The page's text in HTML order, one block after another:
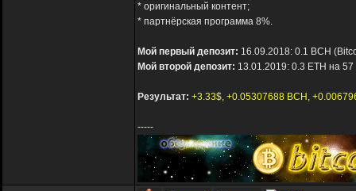
* оригинальный контент;
* партнёрская программа 8%.
Мой первый депозит: 16.09.2018: 0.1 BCH
Мой второй депозит: 13.01.2019: 0.3 ETH на
Результат: +3.33$, +0.05307688 BCH,
-----